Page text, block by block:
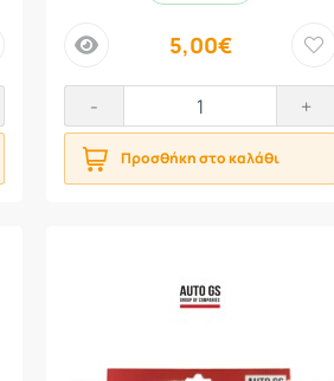
price 5,00€
- +
Προσθήκη στο καλάθι